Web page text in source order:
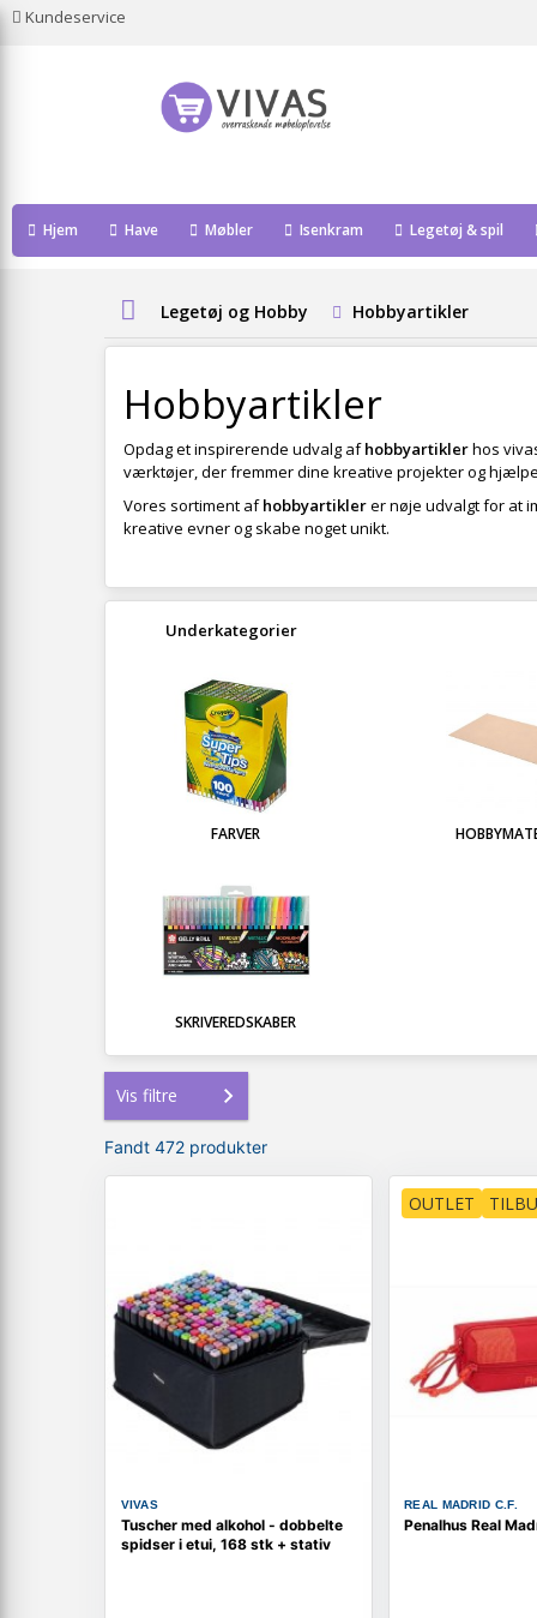
Kundeservice
Hjem Have Møbler Isenkram Legetøj & spil
Legetøj og Hobby Hobbyartikler
Hobbyartikler
Opdag et inspirerende udvalg afhobbyartiklerhos
værktøjer, der fremmer dine kreative projekter og
Vores sortiment afhobbyartiklerer nøje udvalgt for at
kreative evner og skabe noget unikt.
Underkategorier
FARVER
SKRIVEREDSKABER
Vis filtre
Fandt 472 produkter
VIVAS
Tuscher med alkohol - dobbelte
spidser i etui, 168 stk + stativ
OUTLET
REAL MADRID C.F.
Penalhus Real